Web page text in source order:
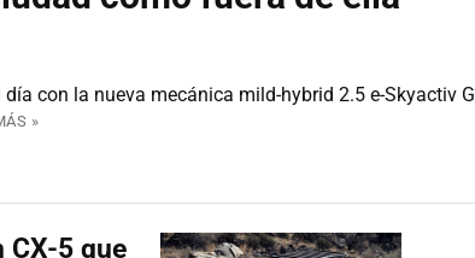
con la nueva mecánica mild-hybrid 2.5 e-Skyactiv G
»
CX-5 que